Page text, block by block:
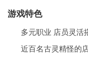
游戏特色
多元职业 店员灵活
近百名古灵精怪的